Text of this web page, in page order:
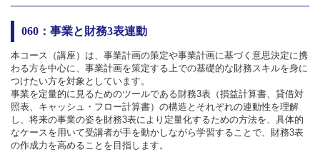
060：事業と財務3表連動
本コース（講座）は、事業計画の策定や事業計画に基づく意思決定に携
わる方を中心に、事業計画を策定する上での基礎的な財務スキルを身に
つけたい方を対象としています。
事業を定量的に見るためのツールである財務3表（損益計算書、貸借対
照表、キャッシュ・フロー計算書）の構造とそれぞれの連動性を理解
し、将来の事業の姿を財務3表により定量化するための方法を、具体的
なケースを用いて受講者が手を動かしながら学習することで、財務3表
の作成力を高めることを目指します。